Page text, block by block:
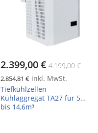
2.399,00 € 4.199,00 €
2.854,81 € inkl. MwSt.
Tiefkühlzellen
Kühlaggregat TA27 für 5,5
bis 14,6m³